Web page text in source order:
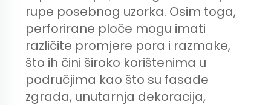
rupe posebnog uzorka. Osim toga,
perforirane ploče mogu imati
različite promjere pora i razmake,
što ih čini široko korištenima u
područjima kao što su fasade
zgrada, unutarnja dekoracija,